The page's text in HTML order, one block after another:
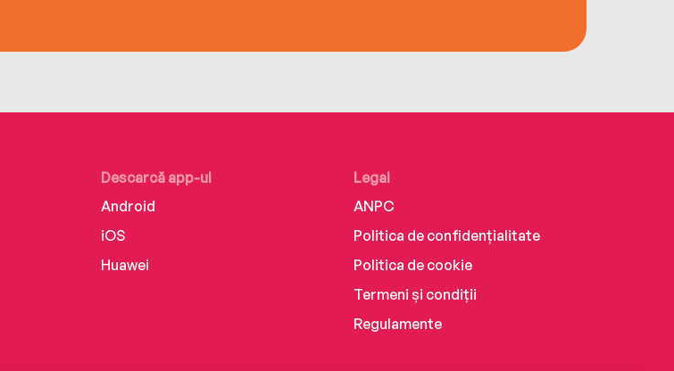
Descarcă app-ul
Android
iOS
Huawei
Legal
ANPC
Politica de confidențialitate
Politica de cookie
Termeni și condiții
Regulamente